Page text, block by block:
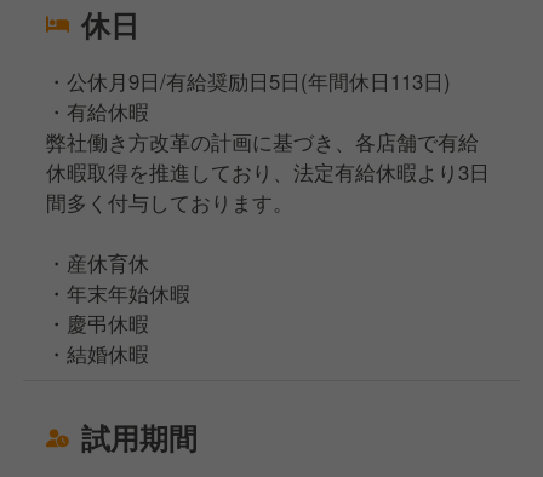
休日
・公休月9日/有給奨励日5日(年間休日113日)
・有給休暇
弊社働き方改革の計画に基づき、各店舗で有給
休暇取得を推進しており、法定有給休暇より3日
間多く付与しております。
・産休育休
・年末年始休暇
・慶弔休暇
・結婚休暇
試用期間